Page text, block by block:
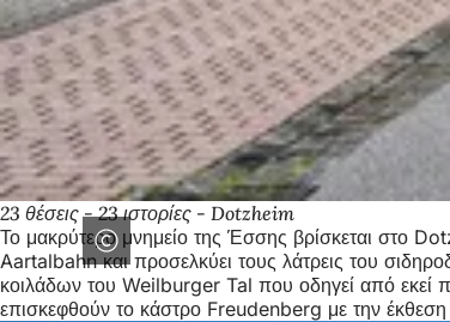
23 θέσεις - 23 ιστορίες - Dotzheim
Το μακρύτερο μνημείο της Έσσης βρίσκεται στο
Aartalbahn και προσελκύει τους λάτρεις του
κοιλάδων του Weilburger Tal που οδηγεί από εκεί
επισκεφθούν το κάστρο Freudenberg με την έκθεση